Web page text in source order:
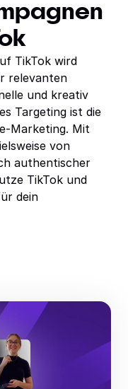
TikTok wird
relevanten
und kreativ
Targeting ist die
Marketing. Mit
von
authentischer
TikTok und
dein